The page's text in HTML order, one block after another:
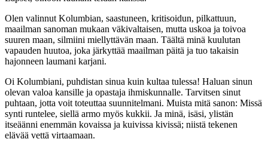
Olen valinnut Kolumbian, saastuneen, kritisoidun, pilkattuun,
maailman sanoman mukaan väkivaltaisen, mutta uskoa ja toivoa
suuren maan, silmiini miellyttävän maan. Täältä minä kuulutan
vapauden huutoa, joka järkyttää maailman päitä ja tuo takaisin
hajonneen laumani karjani.
Oi Kolumbiani, puhdistan sinua kuin kultaa tulessa! Haluan sinun
olevan valoa kansille ja opastaja ihmiskunnalle. Tarvitsen sinut
puhtaan, jotta voit toteuttaa suunnitelmani. Muista mitä sanon: Missä
synti runtelee, siellä armo myös kukkii. Ja minä, isäsi, ylistän
itseäänni enemmän kovaissa ja kuivissa kivissä; niistä tekenen
elävää vettä virtaamaan.